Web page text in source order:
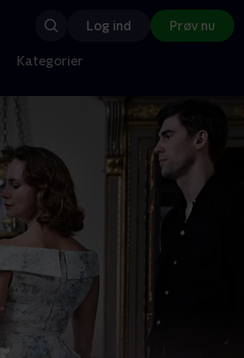
Log ind Prøv nu
Kategorier